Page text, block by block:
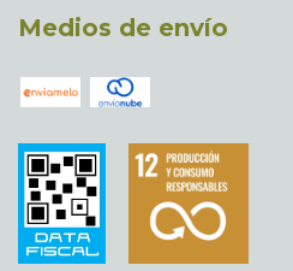
Medios de envío